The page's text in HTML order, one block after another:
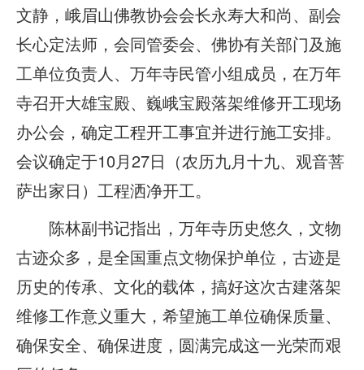
文静，峨眉山佛教协会会长永寿大和尚、副会
长心定法师，会同管委会、佛协有关部门及施
工单位负责人、万年寺民管小组成员，在万年
寺召开大雄宝殿、巍峨宝殿落架维修开工现场
办公会，确定工程开工事宜并进行施工安排。
会议确定于10月27日（农历九月十九、观音菩
萨出家日）工程洒净开工。
陈林副书记指出，万年寺历史悠久，文物
古迹众多，是全国重点文物保护单位，古迹是
历史的传承、文化的载体，搞好这次古建落架
维修工作意义重大，希望施工单位确保质量、
确保安全、确保进度，圆满完成这一光荣而艰